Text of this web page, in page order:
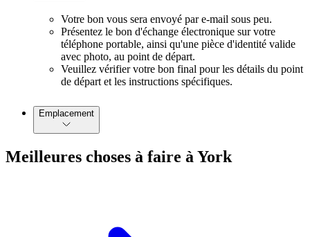
Votre bon vous sera envoyé par e-mail sous peu.
Présentez le bon d'échange électronique sur votre
téléphone portable, ainsi qu'une pièce d'identité valide
avec photo, au point de départ.
Veuillez vérifier votre bon final pour les détails du point
de départ et les instructions spécifiques.
Emplacement
Meilleures choses à faire à York